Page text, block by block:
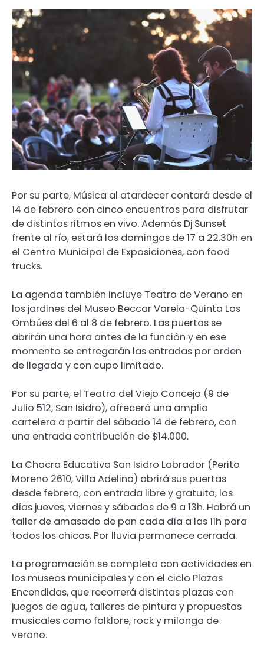
Por su parte, Música al atardecer contará desde el
14 de febrero con cinco encuentros para disfrutar
de distintos ritmos en vivo. Además Dj Sunset
frente al río, estará los domingos de 17 a 22.30h en
el Centro Municipal de Exposiciones, con food
trucks.
La agenda también incluye Teatro de Verano en
los jardines del Museo Beccar Varela-Quinta Los
Ombúes del 6 al 8 de febrero. Las puertas se
abrirán una hora antes de la función y en ese
momento se entregarán las entradas por orden
de llegada y con cupo limitado.
Por su parte, el Teatro del Viejo Concejo (9 de
Julio 512, San Isidro), ofrecerá una amplia
cartelera a partir del sábado 14 de febrero, con
una entrada contribución de $14.000.
La Chacra Educativa San Isidro Labrador (Perito
Moreno 2610, Villa Adelina) abrirá sus puertas
desde febrero, con entrada libre y gratuita, los
días jueves, viernes y sábados de 9 a 13h. Habrá un
taller de amasado de pan cada día a las 11h para
todos los chicos. Por lluvia permanece cerrada.
La programación se completa con actividades en
los museos municipales y con el ciclo Plazas
Encendidas, que recorrerá distintas plazas con
juegos de agua, talleres de pintura y propuestas
musicales como folklore, rock y milonga de
verano.